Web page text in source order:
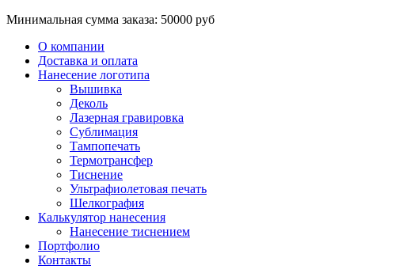
Минимальная сумма заказа: 50000 руб
О компании
Доставка и оплата
Нанесение логотипа
Вышивка
Деколь
Лазерная гравировка
Сублимация
Тампопечать
Термотрансфер
Тиснение
Ультрафиолетовая печать
Шелкография
Калькулятор нанесения
Нанесение тиснением
Портфолио
Контакты